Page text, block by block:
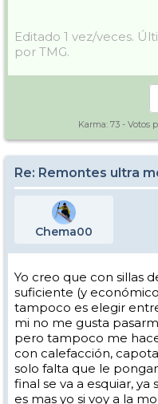
Editado 1 vez/veces.
por TMG.
Karma: 73 - Votos
Re: Remontes ultra
Chema00
Yo creo que con sillas
suficiente (y
tampoco es elegir
mi no me gusta
pero tampoco me
con calefacción,
solo falta que le
final se va a esquiar,
es mas yo si voy a la